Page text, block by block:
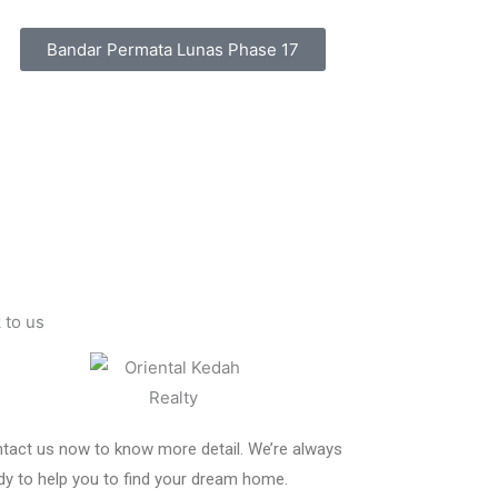
Bandar Permata Lunas Phase 17
to us
us now to know more detail. We’re always
to help you to find your dream home.